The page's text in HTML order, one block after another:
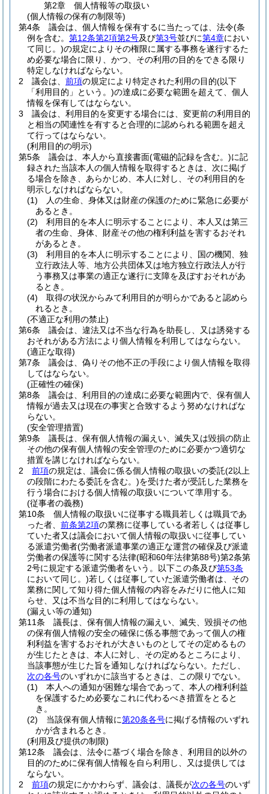
第2章
個人情報等の取扱い
(個人情報の保有の制限等)
第4条
議会は、個人情報を保有するに当たっては、法令(条
例を含む。 第12条第2項第2号及び第3号並びに第4章におい
て同じ。)の規定によりその権限に属する事務を遂行するた
め必要な場合に限り、かつ、その利用の目的をできる限り
特定しなければならない。
2
議会は、 前項の規定により特定された利用の目的(以下
「利用目的」という。)の達成に必要な範囲を超えて、個人
情報を保有してはならない。
3
議会は、利用目的を変更する場合には、変更前の利用目的
と相当の関連性を有すると合理的に認められる範囲を超え
て行ってはならない。
(利用目的の明示)
第5条
議会は、本人から直接書面(電磁的記録を含む。)に記
録された当該本人の個人情報を取得するときは、次に掲げ
る場合を除き、あらかじめ、本人に対し、その利用目的を
明示しなければならない。
(1)
人の生命、身体又は財産の保護のために緊急に必要が
あるとき。
(2)
利用目的を本人に明示することにより、本人又は第三
者の生命、身体、財産その他の権利利益を害するおそれ
があるとき。
(3)
利用目的を本人に明示することにより、国の機関、独
立行政法人等、地方公共団体又は地方独立行政法人が行
う事務又は事業の適正な遂行に支障を及ぼすおそれがあ
るとき。
(4)
取得の状況からみて利用目的が明らかであると認めら
れるとき。
(不適正な利用の禁止)
第6条
議会は、違法又は不当な行為を助長し、又は誘発する
おそれがある方法により個人情報を利用してはならない。
(適正な取得)
第7条
議会は、偽りその他不正の手段により個人情報を取得
してはならない。
(正確性の確保)
第8条
議会は、利用目的の達成に必要な範囲内で、保有個人
情報が過去又は現在の事実と合致するよう努めなければな
らない。
(安全管理措置)
第9条
議長は、保有個人情報の漏えい、滅失又は毀損の防止
その他の保有個人情報の安全管理のために必要かつ適切な
措置を講じなければならない。
2
前項の規定は、議会に係る個人情報の取扱いの委託(2以上
の段階にわたる委託を含む。)を受けた者が受託した業務を
行う場合における個人情報の取扱いについて準用する。
(従事者の義務)
第10条
個人情報の取扱いに従事する職員若しくは職員であ
った者、 前条第2項の業務に従事している者若しくは従事し
ていた者又は議会において個人情報の取扱いに従事してい
る派遣労働者(労働者派遣事業の適正な運営の確保及び派遣
労働者の保護等に関する法律(昭和60年法律第88号)第2条第
2号に規定する派遣労働者をいう。以下この条及び第53条
において同じ。)若しくは従事していた派遣労働者は、その
業務に関して知り得た個人情報の内容をみだりに他人に知
らせ、又は不当な目的に利用してはならない。
(漏えい等の通知)
第11条
議長は、保有個人情報の漏えい、滅失、毀損その他
の保有個人情報の安全の確保に係る事態であって個人の権
利利益を害するおそれが大きいものとしてその定めるもの
が生じたときは、本人に対し、その定めるところにより、
当該事態が生じた旨を通知しなければならない。 ただし、
次の各号のいずれかに該当するときは、この限りでない。
(1)
本人への通知が困難な場合であって、本人の権利利益
を保護するため必要なこれに代わるべき措置をとると
き。
(2)
当該保有個人情報に第20条各号に掲げる情報のいずれ
かが含まれるとき。
(利用及び提供の制限)
第12条
議会は、法令に基づく場合を除き、利用目的以外の
目的のために保有個人情報を自ら利用し、又は提供しては
ならない。
2
前項の規定にかかわらず、議会は、議長が次の各号のいず